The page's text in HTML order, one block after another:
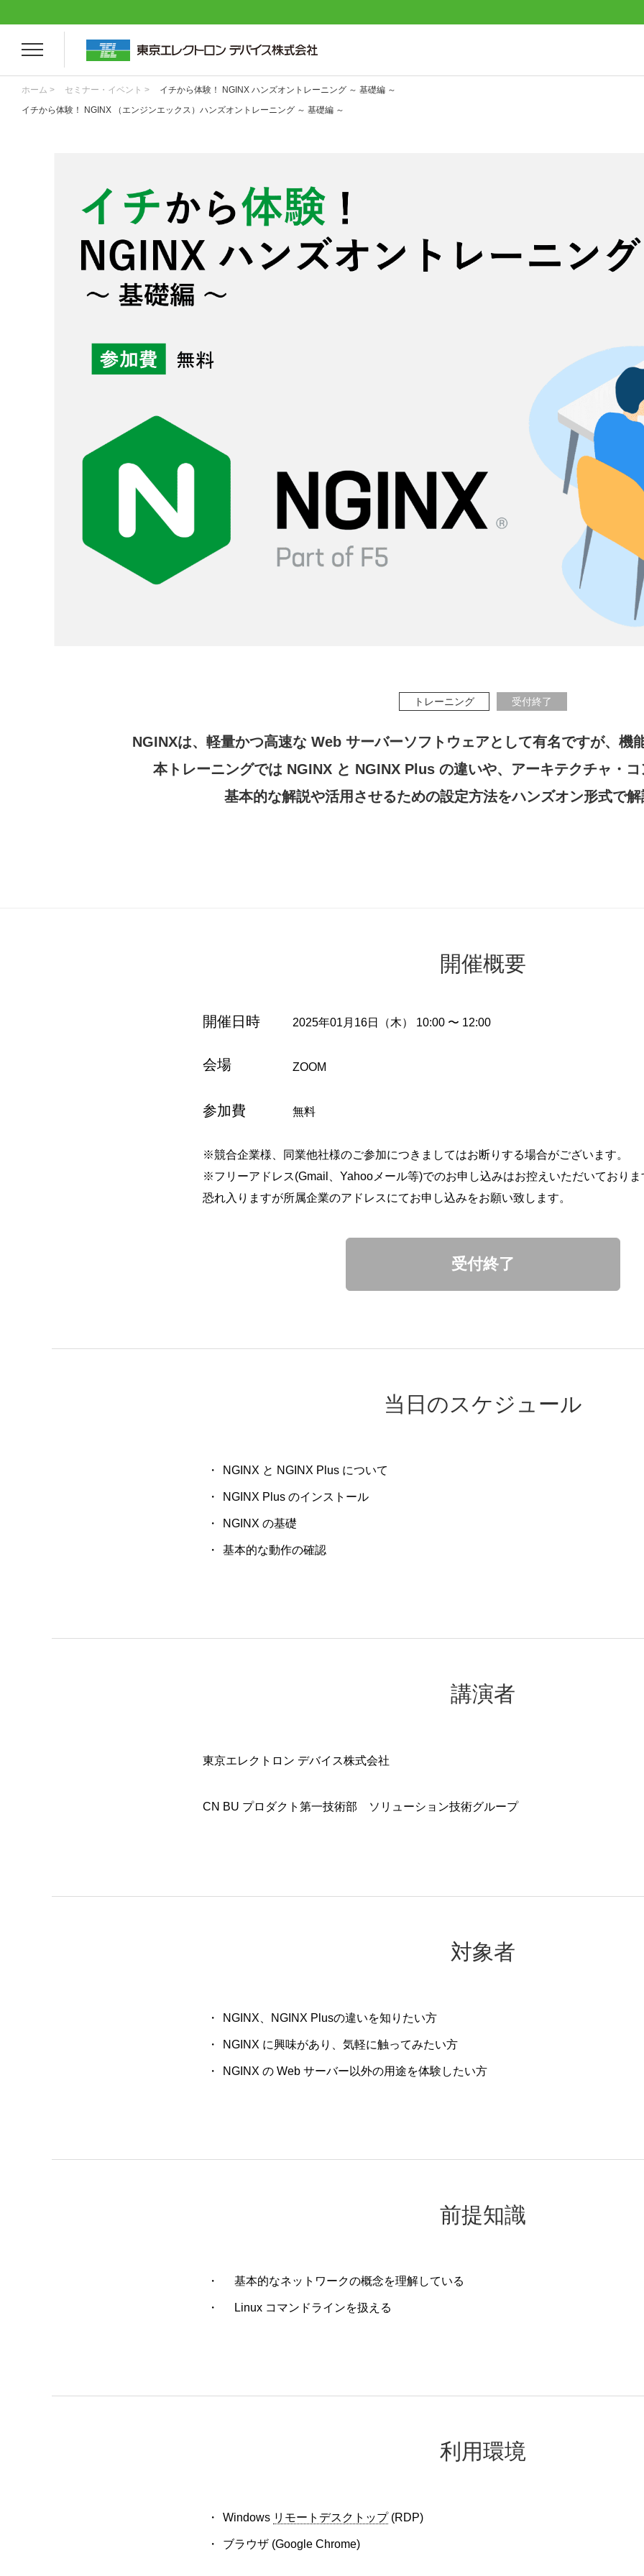
ホーム > セミナー・イベント >
イチから体験！ NGINX ハンズオントレーニング ～ 基礎編 ～
イチから体験！ NGINX （エンジンエックス）ハンズオントレーニング ～ 基礎編 ～
トレーニング 受付終了
NGINXは、軽量かつ高速な Web サーバーソフトウェアとして有名ですが、機
本トレーニングでは NGINX と NGINX Plus の違いや、アーキテクチャ・
基本的な解説や活用させるための設定方法をハンズオン形式で
開催概要
開催日時 2025年01月16日（木） 10:00 〜 12:00
会場 ZOOM
参加費 無料
※競合企業様、同業他社様のご参加につきましてはお断りする場合がございます。
※フリーアドレス(Gmail、Yahooメール等)でのお申し込みはお控えいただいておりま
恐れ入りますが所属企業のアドレスにてお申し込みをお願い致します。
受付終了
当日のスケジュール
NGINX と NGINX Plus について
NGINX Plus のインストール
NGINX の基礎
基本的な動作の確認
講演者
東京エレクトロン デバイス株式会社
CN BU プロダクト第一技術部 ソリューション技術グループ
対象者
NGINX NGINX Plusの違いを知りたい方
NGINX に興味があり、気軽に触ってみたい方
NGINX の Web サーバー以外の用途を体験したい方
前提知識
基本的なネットワークの概念を理解している
Linux コマンドラインを扱える
利用環境
Windows リモートデスクトップ(RDP)​
ブラウザ (Google Chrome)